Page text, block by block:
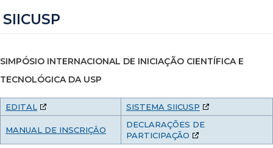
SIICUSP
SIMPÓSIO INTERNACIONAL DE INICIAÇÃO CIENTÍFICA E
TECNOLÓGICA DA USP
EDITAL SISTEMA SIICUSP
MANUAL DE INSCRIÇÂO
DECLARAÇÕES DE
PARTICIPAÇÃO